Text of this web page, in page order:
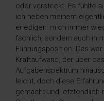
oder versteckt. Es fühlte
ich neben meinem
erledigen: mich immer
fachlich, sondern auch in
Führungsposition. Das
Kraftaufwand, der über
Aufgabenspektrum
leicht, doch diese
gemacht und letztendlich